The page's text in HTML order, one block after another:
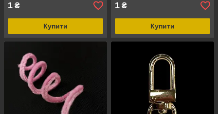
1 ₴
Купити
1 ₴
Купити